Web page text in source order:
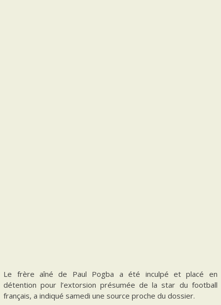
Le frère aîné de Paul Pogba a été inculpé et placé en
détention pour l’extorsion présumée de la star du football
français, a indiqué samedi une source proche du dossier.